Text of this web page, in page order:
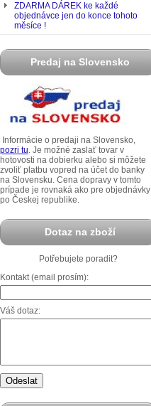
ZDARMA DÁREK ke každé
objednávce jen do konce tohoto
měsíce !
Predaj na Slovensko
Informácie o predaji na Slovensko,
pozri tu. Je možné zaslať tovar v
hotovosti na dobierku alebo si môžete
zvoliť platbu vopred na účet do banky
na Slovensku. Cena dopravy v tomto
prípade je rovnaká ako pre objednávky
po Českej republike.
Dotaz na zboží
Potřebujete poradit?
Kontakt (email prosím):
Váš dotaz: